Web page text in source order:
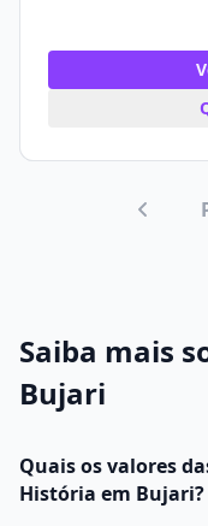
Saiba mais
Bujari
Quais os valores
História em Bujari?